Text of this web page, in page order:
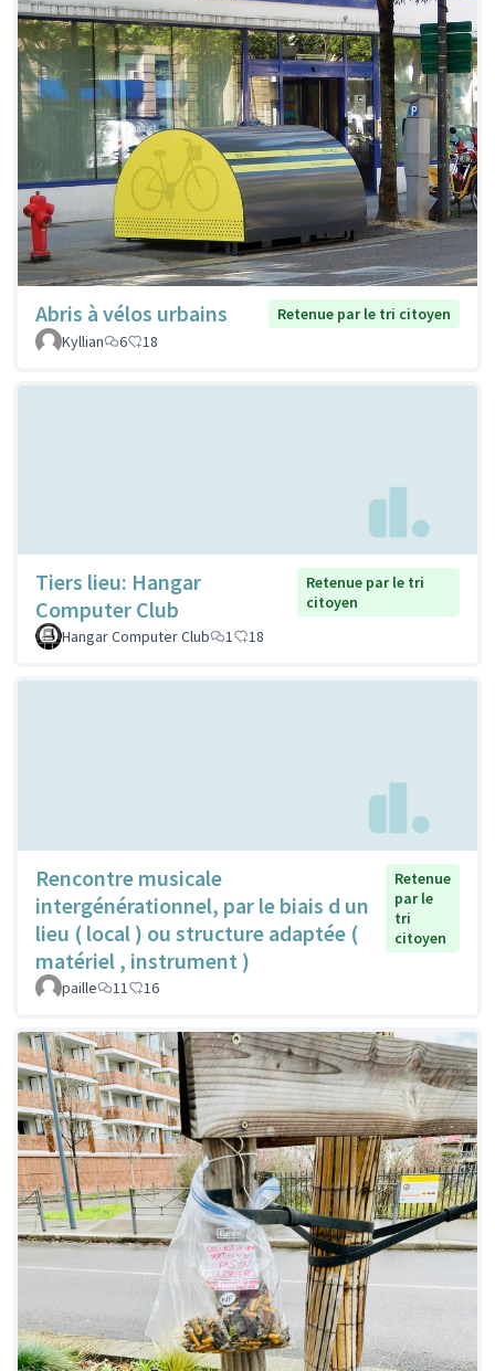
Abris à vélos urbains
Retenue par le tri citoyen
Kyllian
6 18
Tiers lieu: Hangar
Computer Club
Retenue par le tri
citoyen
Hangar Computer Club
1 18
Rencontre musicale
intergénérationnel, par le biais d un
lieu ( local ) ou structure adaptée (
matériel , instrument )
Retenue
par le
tri
citoyen
paille 11 16